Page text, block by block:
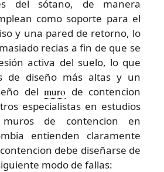
del sótano, de manera
como soporte para el
y una pared de retorno, lo
recias a fin de que se
activa del suelo, lo que
de diseño más altas y un
del muro de contencion
especialistas en estudios
de contencion en
entienden claramente
debe diseñarse de
modo de fallas: